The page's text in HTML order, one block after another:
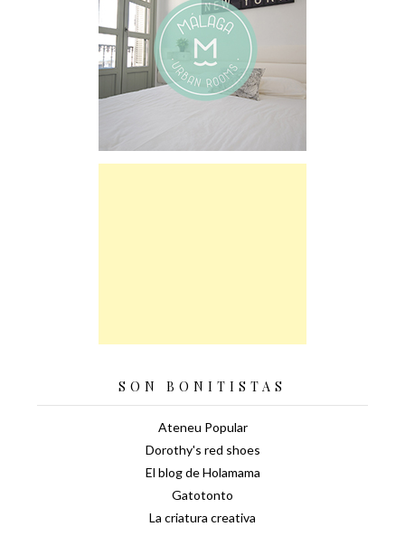
SON BONITISTAS
Ateneu Popular
Dorothy's red shoes
El blog de Holamama
Gatotonto
La criatura creativa